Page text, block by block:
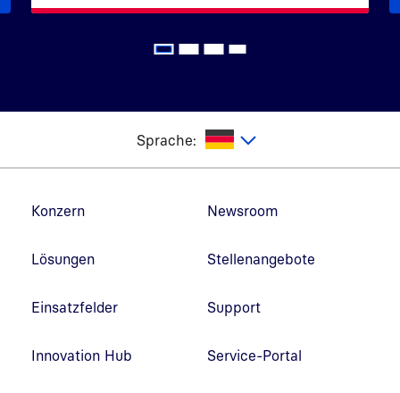
Sprache:
Konzern
Lösungen
Einsatzfelder
Innovation Hub
Newsroom
Stellenangebote
Support
Service-Portal